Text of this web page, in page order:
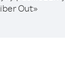
Out»